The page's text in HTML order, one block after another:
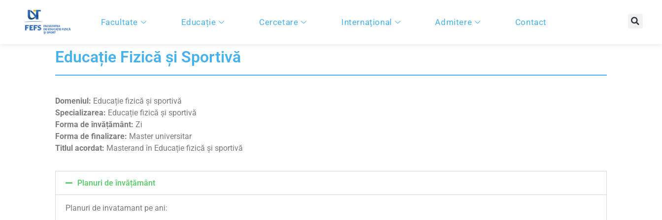
Facultate Educație Cercetare Internațional Admitere Contact
Educație Fizică și Sportivă
Domeniul: Educație fizică și sportivă
Specializarea: Educație fizică și sportivă
Forma de învățământ: Zi
Forma de finalizare: Master universitar
Titlul acordat: Masterand în Educație fizică și sportivă
Planuri de învățământ
Planuri de invatamant pe ani: